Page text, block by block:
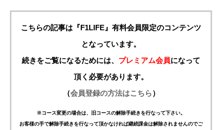
こちらの記事は『F1LIFE』有料会員限定のコンテンツ
となっています。
続きをご覧になるためには、 プレミアム会員になって
頂く必要があります。
（会員登録の方法はこちら）
※コース変更の場合は、旧コースの解除手続きを行なって下さい。
お客様の手で解除手続きを行なって頂かなければ継続課金は解除されませんのでご